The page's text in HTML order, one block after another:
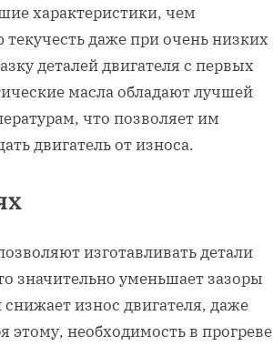
характеристики, чем
даже при очень низких
деталей двигателя с первых
масла обладают лучшей
что позволяет им
двигатель от износа.
изготавливать детали
значительно уменьшает зазоры
износ двигателя, даже
этому, необходимость в прогреве